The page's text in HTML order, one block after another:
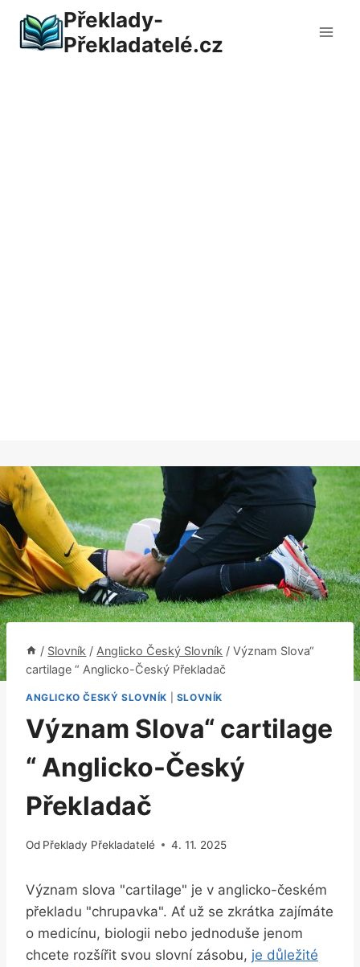
obsah
Překlady-
Překladatelé.cz
/ Slovník / Anglicko Český Slovník / Význam Slova“
cartilage “ Anglicko-Český Překladač
ANGLICKO ČESKÝ SLOVNÍK SLOVNÍK
Význam Slova“ cartilage
“ Anglicko-Český
Překladač
Od Překlady Překladatelé 4. 11. 2025
Význam slova "cartilage" je v anglicko-českém
překladu "chrupavka". Ať už se zkrátka zajímáte
o medicínu, biologii nebo jednoduše jenom
chcete rozšířit svou slovní zásobu, je důležité